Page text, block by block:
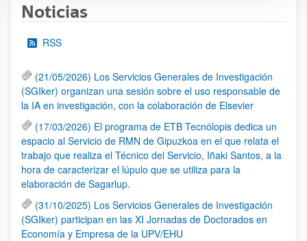
Noticias
RSS
(21/05/2026) Los Servicios Generales de Investigación
(SGIker) organizan una sesión sobre el uso responsable de
la IA en investigación, con la colaboración de Elsevier
(17/03/2026) El programa de ETB Tecnólopis dedica un
espacio al Servicio de RMN de Gipuzkoa en el que relata el
trabajo que realiza el Técnico del Servicio, Iñaki Santos, a la
hora de caracterizar el lúpulo que se utiliza para la
elaboración de Sagarlup.
(31/10/2025) Los Servicios Generales de Investigación
(SGIker) participan en las XI Jornadas de Doctorados en
Economía y Empresa de la UPV/EHU